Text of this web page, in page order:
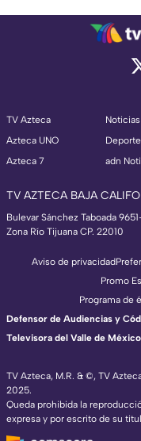
TV Azteca
Azteca UNO
Azteca 7
Noticias
adn
TV AZTECA BAJA
Bulevar Sánchez Taboada
Zona Río Tijuana CP. 22010
TV Azteca, M.R. & ©, TV
2025.
Queda prohibida la
expresa y por escrito de su
Aviso de privacidad
Promo
Programa de
Defensor de Audiencias y
Televisora del Valle de México